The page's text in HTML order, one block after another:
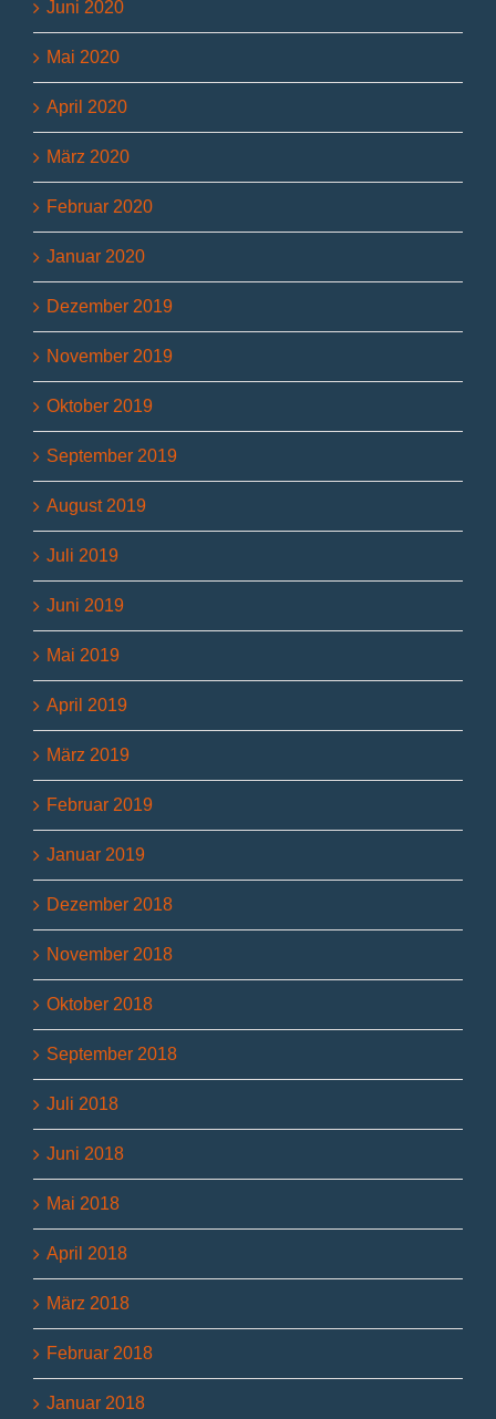
Juni 2020
Mai 2020
April 2020
März 2020
Februar 2020
Januar 2020
Dezember 2019
November 2019
Oktober 2019
September 2019
August 2019
Juli 2019
Juni 2019
Mai 2019
April 2019
März 2019
Februar 2019
Januar 2019
Dezember 2018
November 2018
Oktober 2018
September 2018
Juli 2018
Juni 2018
Mai 2018
April 2018
März 2018
Februar 2018
Januar 2018